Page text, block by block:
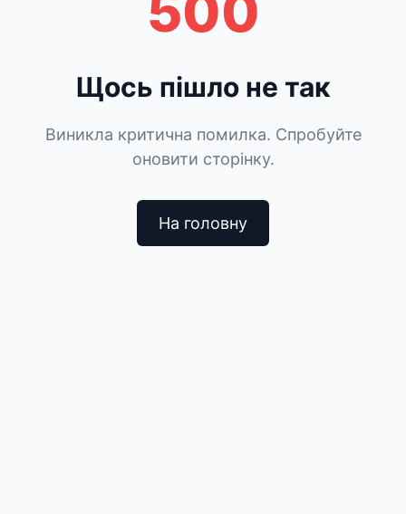
Щось пішло не так
Виникла критична помилка. Спробуйте
оновити сторінку.
На головну